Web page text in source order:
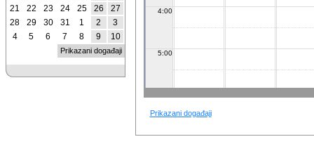
4:00
5:00
7:00
Prikazani događaji
21
22 23 24 25 26
27
28
29 30 31 1 2
3
4
5 6 7 8 9 10
Prikazani događaji